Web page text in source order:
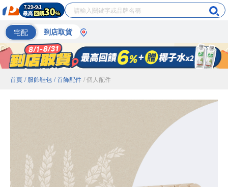
宅配 到店取貨
首頁 / 服飾鞋包 / 首飾配件 / 個人配件